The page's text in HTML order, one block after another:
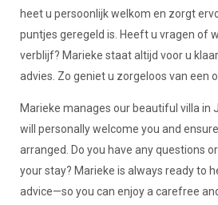
heet u persoonlijk welkom en zorgt
puntjes geregeld is. Heeft u vragen of
verblijf? Marieke staat altijd voor u
advies. Zo geniet u zorgeloos van een
Marieke manages our beautiful villa in
will personally welcome you and
arranged. Do you have any questions
your stay? Marieke is always ready to
advice—so you can enjoy a carefree